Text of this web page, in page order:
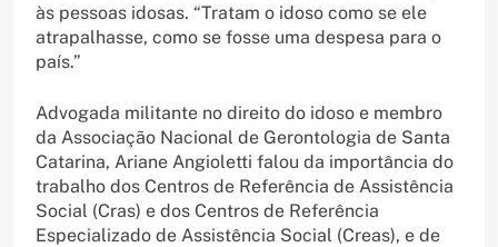
às pessoas idosas. “Tratam o idoso como se ele
atrapalhasse, como se fosse uma despesa para o
país.”
Advogada militante no direito do idoso e membro
da Associação Nacional de Gerontologia de Santa
Catarina, Ariane Angioletti falou da importância do
trabalho dos Centros de Referência de Assistência
Social (Cras) e dos Centros de Referência
Especializado de Assistência Social (Creas), e de